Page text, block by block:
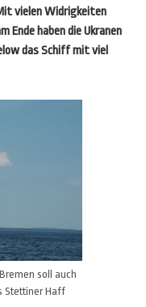
vielen Widrigkeiten
Ende haben die Ukranen
das Schiff mit viel
soll auch
Stettiner Haff